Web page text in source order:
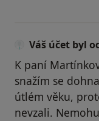
Váš účet byl
K paní
snažím se
útlém věku,
nevzali.